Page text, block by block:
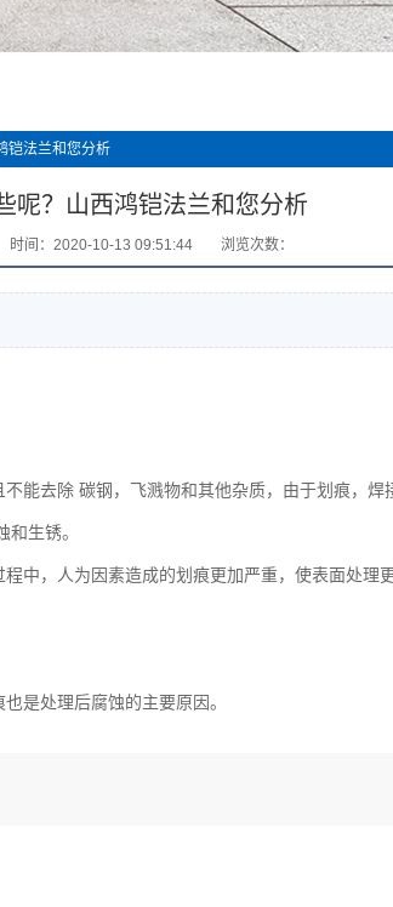
铠法兰和您分析
呢？山西鸿铠法兰和您分析
时间：2020-10-13 09:51:44 浏览次数：
能去除 碳钢，飞溅物和其他杂质，由于划痕，焊
生锈。
中，人为因素造成的划痕更加严重，使表面处理
是处理后腐蚀的主要原因。